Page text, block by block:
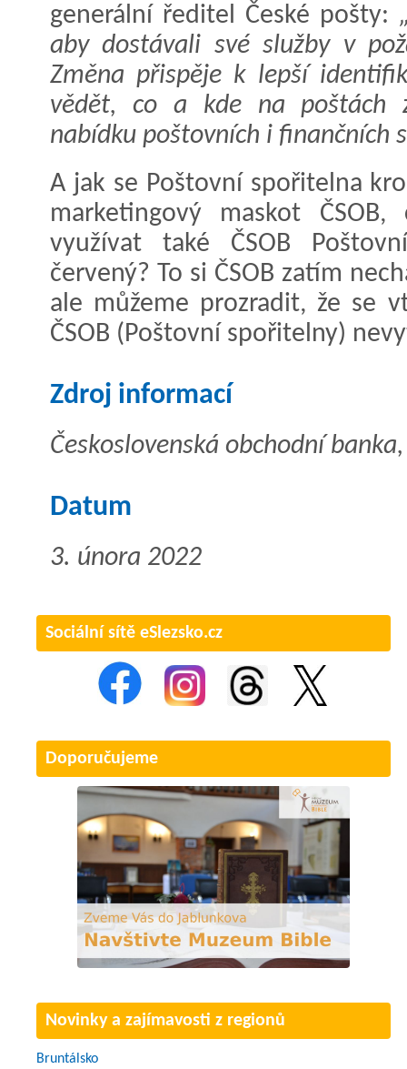
generální ředitel České pošty:
aby dostávali své služby v
Změna přispěje k lepší
vědět, co a kde na poštách
nabídku poštovních i finančních
A jak se Poštovní spořitelna
marketingový maskot
využívat také ČSOB
červený? To si ČSOB zatím
ale můžeme prozradit, že se
ČSOB (Poštovní spořitelny)
Zdroj informací
Československá obchodní
Datum
3. února 2022
Sociální sítě eSlezsko.cz
Doporučujeme
Novinky a zajímavosti z regionů
Bruntálsko